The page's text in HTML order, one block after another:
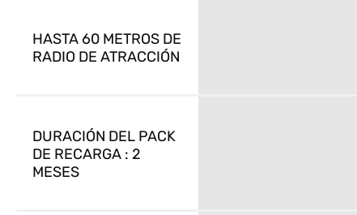
HASTA 60 METROS DE
RADIO DE ATRACCIÓN
DURACIÓN DEL PACK
DE RECARGA : 2
MESES